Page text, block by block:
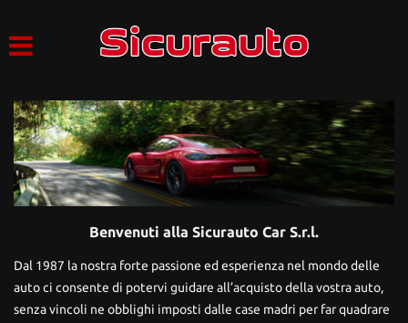
AZIENDA
SERVIZI
ACQUISTIAMO USATO
ASSISTENZA
Benvenuti alla Sicurauto Car S.r.l.
Dal 1987 la nostra forte passione ed esperienza nel mondo delle
auto ci consente di potervi guidare all’acquisto della vostra auto,
senza vincoli ne obblighi imposti dalle case madri per far quadrare
tue
consenso
Il
seguente
pannello
ti
le
tue
preferenze